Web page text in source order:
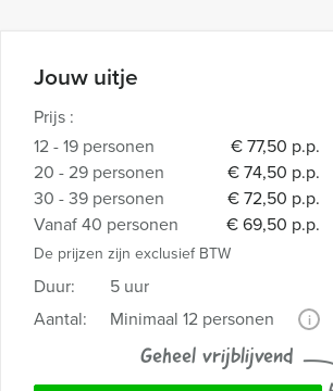
Jouw uitje
Prijs :
12 - 19 personen
€ 77,50 p.p.
20 - 29 personen
€ 74,50 p.p.
30 - 39 personen
€ 72,50 p.p.
Vanaf 40 personen
€ 69,50 p.p.
De prijzen zijn exclusief BTW
Duur:
5 uur
Aantal:
Minimaal 12 personen i
Geheel vrijblijvend